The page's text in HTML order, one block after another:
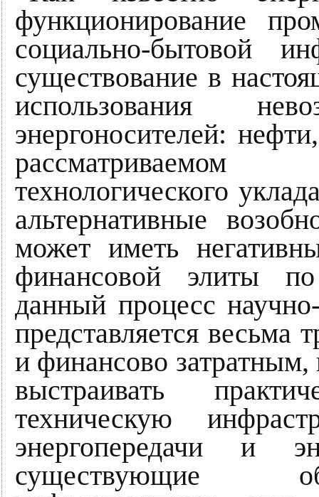
функционирование
социально-бытовой
существование в
использования
энергоносителей:
технологического
альтернативные
может иметь
финансовой элиты
данный процесс
представляется
и финансово затратным,
выстраивать
техническую
энергопередачи и
существующие